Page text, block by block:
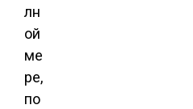
лн
ой
ме
ре,
по